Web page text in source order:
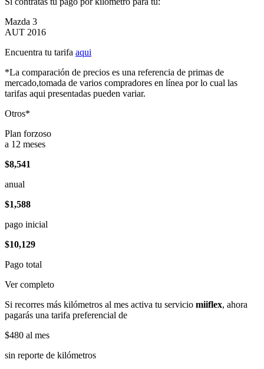
Mazda 3
AUT 2016
Encuentra tu tarifa aqui
*La comparación de precios es una referencia de primas de
mercado,tomada de varios compradores en línea por lo cual las
tarifas aqui presentadas pueden variar.
Otros*
Plan forzoso
a 12 meses
$8,541
anual
$1,588
pago inicial
$10,129
Pago total
Ver completo
Si recorres más kilómetros al mes activa tu servicio miiflex, ahora
pagarás una tarifa preferencial de
$480 al mes
sin reporte de kilómetros